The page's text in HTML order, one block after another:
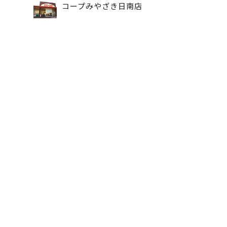
コープみやざき日南店